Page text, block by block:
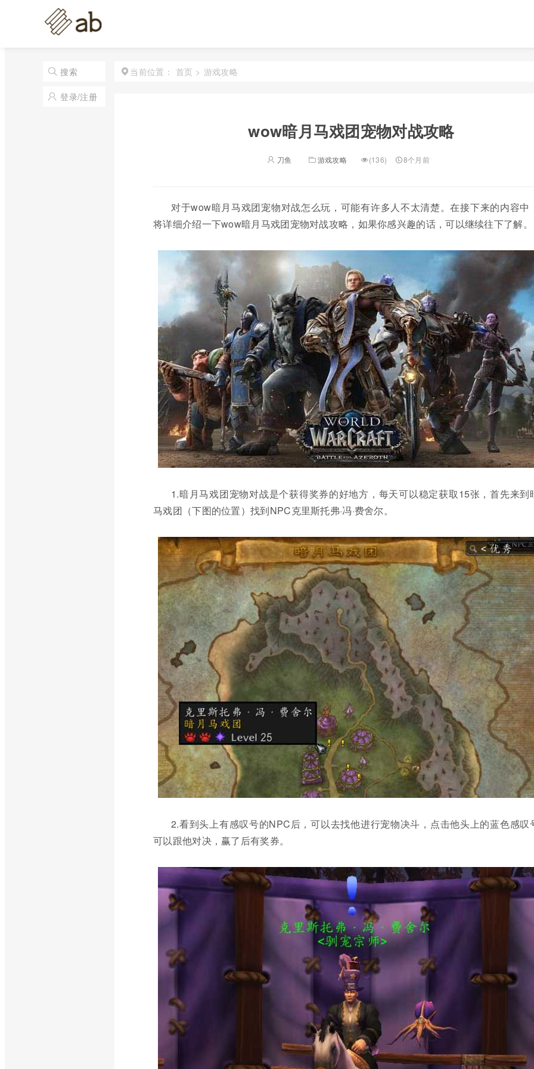
搜索
登录/注册
当前位置： 首页 > 游戏攻略
wow暗月马戏团宠物对战攻略
刀鱼 游戏攻略 (136) 8个月前
对于wow暗月马戏团宠物对战怎么玩，可能有许多人不太清楚。在接下来的内容中
将详细介绍一下wow暗月马戏团宠物对战攻略，如果你感兴趣的话，可以继续往下了解。
1.暗月马戏团宠物对战是个获得奖券的好地方，每天可以稳定获取15张，首先来到
马戏团（下图的位置）找到NPC克里斯托弗·冯·费舍尔。
2.看到头上有感叹号的NPC后，可以去找他进行宠物决斗，点击他头上的蓝色感叹
可以跟他对决，赢了后有奖券。